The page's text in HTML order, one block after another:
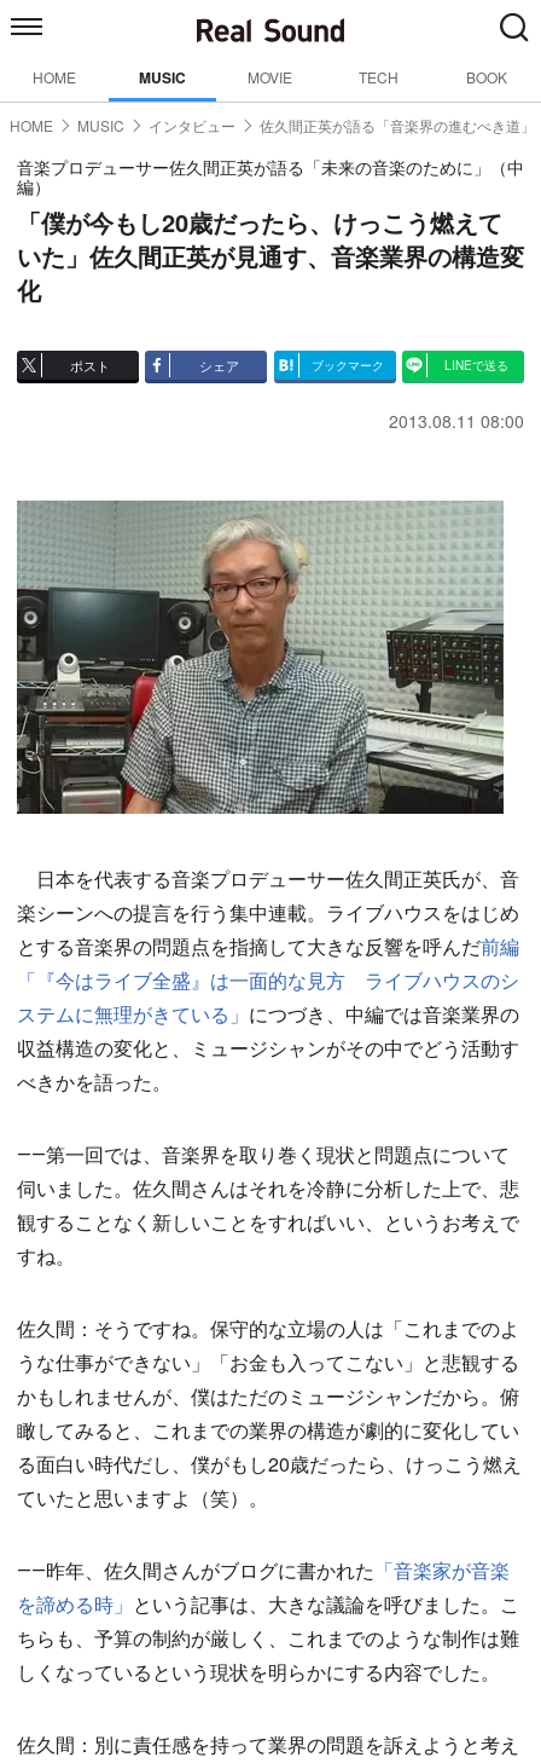
HOME MUSIC MOVIE TECH BOOK
HOME MUSIC インタビュー 佐久間正英が語る「音楽界の進むべき道」
音楽プロデューサー佐久間正英が語る「未来の音楽のために」（中
編）
「僕が今もし20歳だったら、けっこう燃えて
いた」佐久間正英が見通す、音楽業界の構造変
化
ポスト シェア ブックマーク LINEで送る
2013.08.11 08:00
日本を代表する音楽プロデューサー佐久間正英氏が、音
楽シーンへの提言を行う集中連載。ライブハウスをはじめ
とする音楽界の問題点を指摘して大きな反響を呼んだ前編
「『今はライブ全盛』は一面的な見方 ライブハウスのシ
ステムに無理がきている」 につづき、中編では音楽業界の
収益構造の変化と、ミュージシャンがその中でどう活動す
べきかを語った。
――第一回では、音楽界を取り巻く現状と問題点について
伺いました。佐久間さんはそれを冷静に分析した上で、悲
観することなく新しいことをすればいい、というお考えで
すね。
佐久間：そうですね。保守的な立場の人は「これまでのよ
うな仕事ができない」「お金も入ってこない」と悲観する
かもしれませんが、僕はただのミュージシャンだから。俯
瞰してみると、これまでの業界の構造が劇的に変化してい
る面白い時代だし、僕がもし20歳だったら、けっこう燃え
ていたと思いますよ（笑）。
――昨年、佐久間さんがブログに書かれた 「音楽家が音楽
を諦める時」 という記事は、大きな議論を呼びました。こ
ちらも、予算の制約が厳しく、これまでのような制作は難
しくなっているという現状を明らかにする内容でした。
佐久間：別に責任感を持って業界の問題を訴えようと考え